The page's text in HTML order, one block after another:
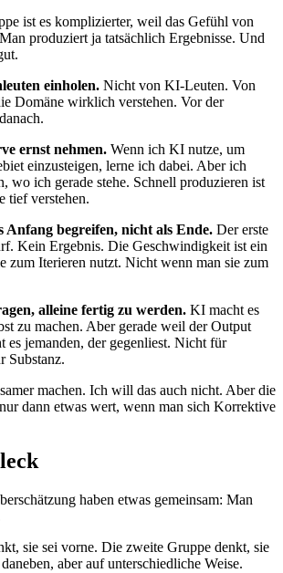
ist es komplizierter, weil das Gefühl von
produziert ja tatsächlich Ergebnisse. Und
einholen. Nicht von KI-Leuten. Von
Domäne wirklich verstehen. Vor der
ernst nehmen. Wenn ich KI nutze, um
einzusteigen, lerne ich dabei. Aber ich
wo ich gerade stehe. Schnell produzieren ist
tief verstehen.
Anfang begreifen, nicht als Ende. Der erste
Kein Ergebnis. Die Geschwindigkeit ist ein
zum Iterieren nutzt. Nicht wenn man sie zum
alleine fertig zu werden. KI macht es
zu machen. Aber gerade weil der Output
es jemanden, der gegenliest. Nicht für
Substanz.
machen. Ich will das auch nicht. Aber die
dann etwas wert, wenn man sich Korrektive
haben etwas gemeinsam: Man
sie sei vorne. Die zweite Gruppe denkt, sie
aber auf unterschiedliche Weise.